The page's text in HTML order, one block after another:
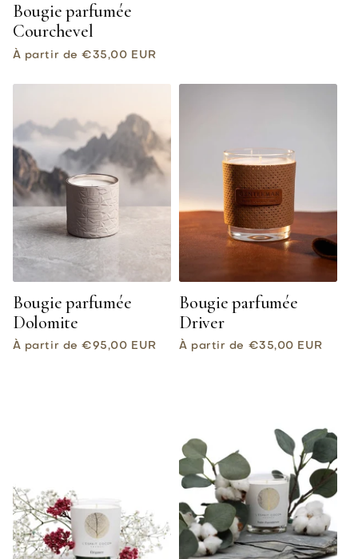
Bougie parfumée
Courchevel
Prix
À partir de €35,00 EUR
Bougie parfumée
Dolomite
Prix
À partir de €95,00 EUR
Bougie parfumée
Driver
Prix
À partir de €35,00 EUR